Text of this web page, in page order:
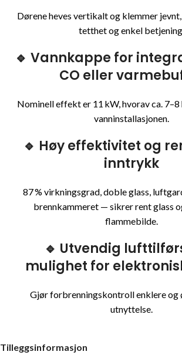
Dørene heves vertikalt og klemmer
tetthet og enkel betjening.
🔹 Vannkappe for
CO eller
Nominell effekt er 11 kW, hvorav ca.
vanninstallasjonen.
🔹 Høy effektivitet og
inntrykk
87 % virkningsgrad, doble glass,
brennkammeret — sikrer rent glass
flammebilde.
🔹 Utvendig
mulighet for
Gjør forbrenningskontroll enklere og
utnyttelse.
Tilleggsinformasjon